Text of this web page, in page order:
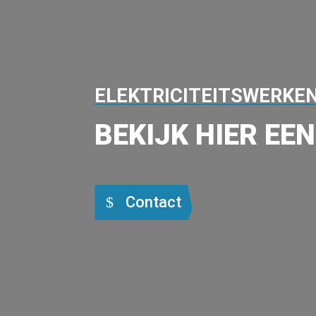
ELEKTRICITEITSWERKEN
BEKIJK HIER
Contact